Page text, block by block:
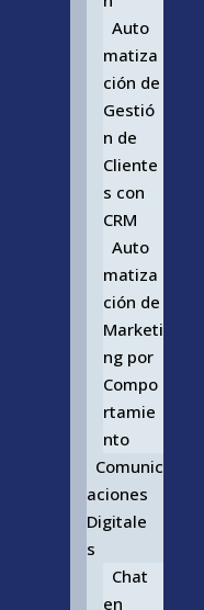
Auto
matiza
ción de
Gestió
n de
Cliente
s con
CRM
Auto
matiza
ción de
Marketi
ng por
Compo
rtamie
nto
Comunic
aciones
Digitale
s
Chat
en